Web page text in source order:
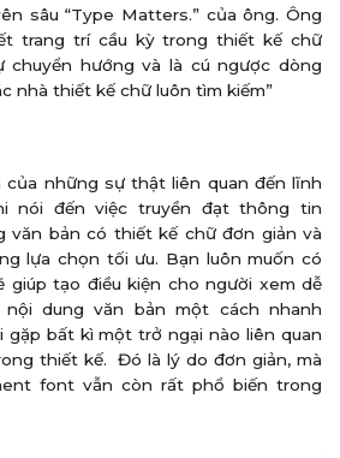
sâu “Type Matters.” của ông. Ông
trang trí cầu kỳ trong thiết kế chữ
chuyển hướng và là cú ngược dòng
nhà thiết kế chữ luôn tìm kiếm”
những sự thật liên quan đến lĩnh
nói đến việc truyền đạt thông tin
văn bản có thiết kế chữ đơn giản và
lựa chọn tối ưu. Bạn luôn muốn có
tạo điều kiện cho người xem dễ
dung văn bản một cách nhanh
gặp bất kì một trở ngại nào liên quan
thiết kế. Đó là lý do đơn giản, mà
font vẫn còn rất phổ biến trong